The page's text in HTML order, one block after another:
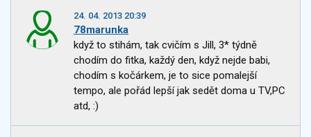
24. 04. 2013 20:39
78marunka
když to stihám, tak cvičím s Jill, 3* týdně
chodím do fitka, každý den, když nejde babi,
chodím s kočárkem, je to sice pomalejší
tempo, ale pořád lepší jak sedět doma u TV,PC
atd, :)